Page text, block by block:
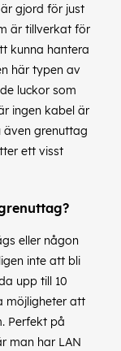
gjord för just
är tillverkat för
kunna hantera
här typen av
luckor som
ingen kabel är
även grenuttag
ett visst
eller någon
inte att bli
upp till 10
möjligheter att
Perfekt på
man har LAN